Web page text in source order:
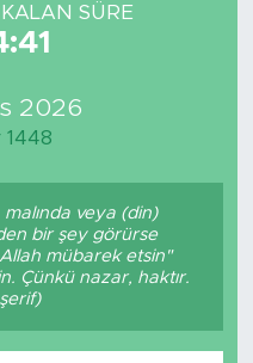
SÜRE
2026
1448
veya (din)
bir şey görürse
mübarek etsin"
Çünkü nazar, haktır.